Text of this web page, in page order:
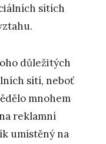
sítích
důležitých
sítí, neboť
mnohem
reklamní
umístěný na